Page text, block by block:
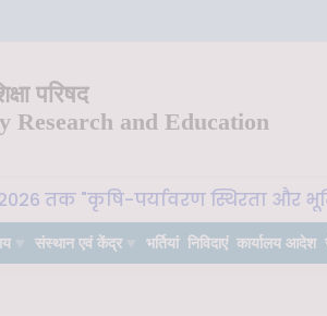
परिषद
Research and Education
तक "कृषि-पर्यावरण स्थिरता और
संस्थान एवं केंद्र भर्तियां निविदाएं कार्यालय आदेश